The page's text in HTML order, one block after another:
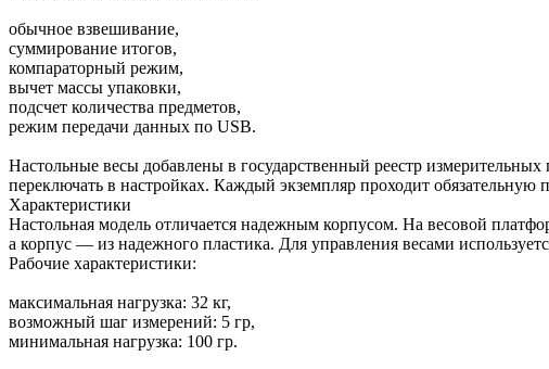
обычное взвешивание,
суммирование итогов,
компараторный режим,
вычет массы упаковки,
подсчет количества предметов,
режим передачи данных по USB.
Настольные весы добавлены в государственный реестр
переключать в настройках. Каждый экземпляр проходит обязательную
Характеристики
Настольная модель отличается надежным корпусом. На весовой
а корпус — из надежного пластика. Для управления весами
Рабочие характеристики:
максимальная нагрузка: 32 кг,
возможный шаг измерений: 5 гр,
минимальная нагрузка: 100 гр.